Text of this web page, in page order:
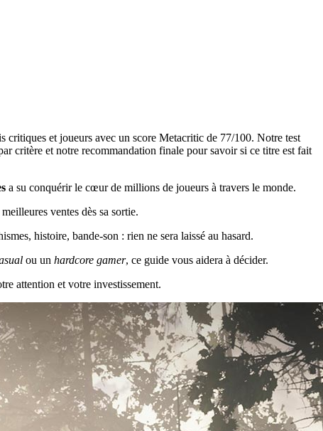
et joueurs avec un score Metacritic de 77/100. Notre test
critère et notre recommandation finale pour savoir si ce titre est fait
a su conquérir le cœur de millions de joueurs à travers le monde.
ventes dès sa sortie.
histoire, bande-son : rien ne sera laissé au hasard.
ou un hardcore gamer, ce guide vous aidera à décider.
attention et votre investissement.